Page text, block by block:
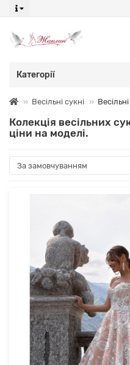
Категорії
Весільні сукні
Колекція весільних
ціни на моделі.